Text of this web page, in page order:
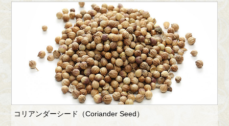
コリアンダーシード（Coriander Seed）